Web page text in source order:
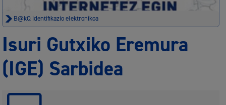
B@kQ identifikazio elektronikoa
Isuri Gutxiko Eremura
(IGE) Sarbidea